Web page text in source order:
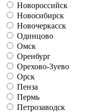
Новороссийск
Новосибирск
Новочеркасск
Одинцово
Омск
Оренбург
Орехово-Зуево
Орск
Пенза
Пермь
Петрозаводск